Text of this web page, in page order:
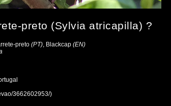
preto (Sylvia atricapilla) ?
preto (PT), Blackcap (EN)
3662602953/)